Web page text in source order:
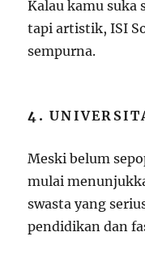
Kalau kamu suka
tapi artistik, ISI
sempurna.
4.
Meski belum
mulai
swasta yang
pendidikan dan